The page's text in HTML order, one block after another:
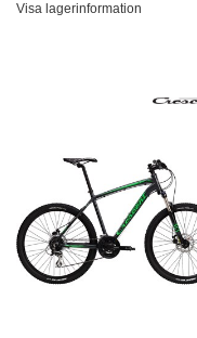
Visa lagerinformation